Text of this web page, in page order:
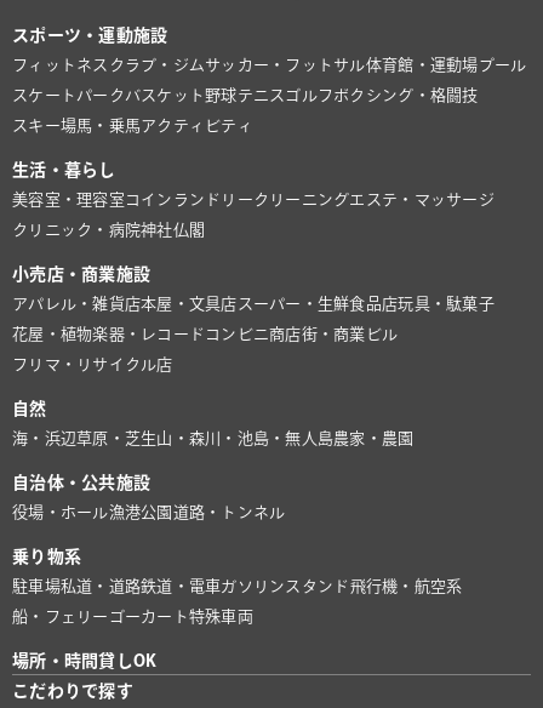
スポーツ・運動施設
フィットネスクラブ・ジム サッカー・フットサル体育館・運動場プール
スケートパーク バスケット 野球テニス ゴルフ ボクシング・格闘技
スキー場馬・乗馬アクティビティ
生活・暮らし
美容室・理容室 コインランドリー クリーニングエステ・マッサージ
クリニック・病院神社仏閣
小売店・商業施設
アパレル・雑貨店本屋・文具店 スーパー・生鮮食品店玩具・駄菓子
花屋・植物楽器・レコード コンビニ商店街・商業ビル
フリマ・リサイクル店
自然
海・浜辺草原・芝生山・森川・池 島・無人島農家・農園
自治体・公共施設
役場・ホール漁港公園 道路・トンネル
乗り物系
駐車場私道・道路鉄道・電車ガソリンスタンド 飛行機・航空系
船・フェリー ゴーカート特殊車両
場所・時間貸しOK
こだわりで探す